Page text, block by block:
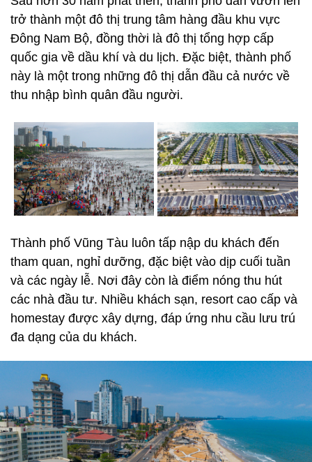
trở thành một đô thị trung tâm hàng đầu khu vực
Đông Nam Bộ, đồng thời là đô thị tổng hợp cấp
quốc gia về dầu khí và du lịch. Đặc biệt, thành phố
này là một trong những đô thị dẫn đầu cả nước về
thu nhập bình quân đầu người.
Thành phố Vũng Tàu luôn tấp nập du khách đến
tham quan, nghỉ dưỡng, đặc biệt vào dịp cuối tuần
và các ngày lễ. Nơi đây còn là điểm nóng thu hút
các nhà đầu tư. Nhiều khách sạn, resort cao cấp và
homestay được xây dựng, đáp ứng nhu cầu lưu trú
đa dạng của du khách.